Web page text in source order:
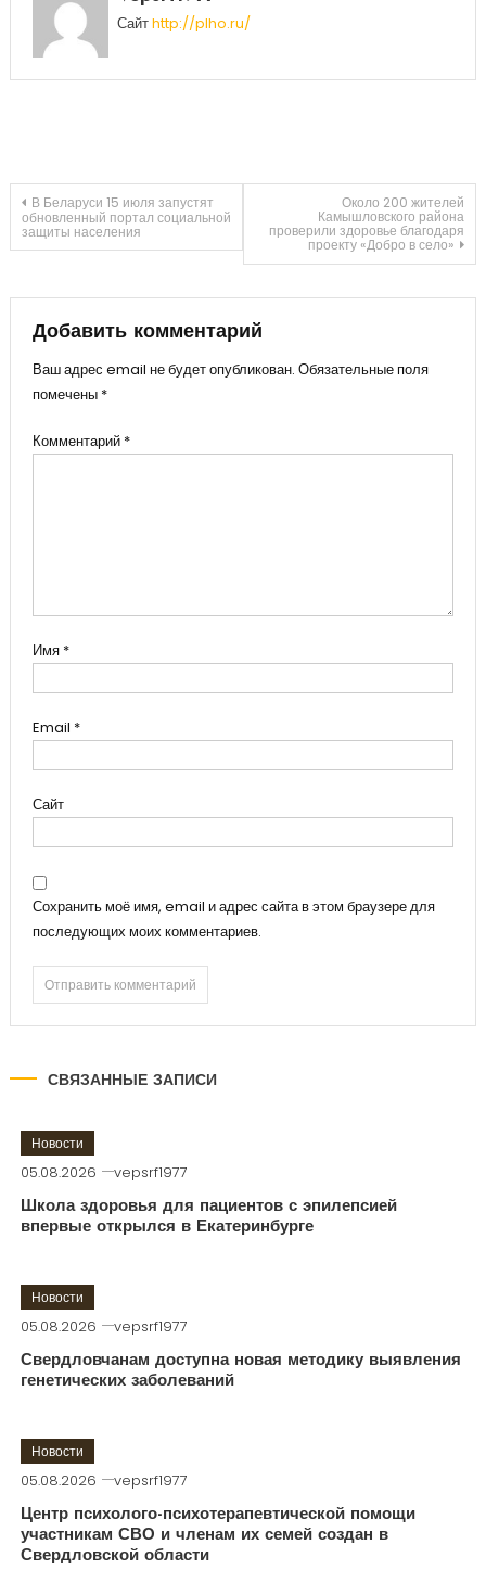
Сайтhttp://plho.ru/
Навигация
по
записям
В Беларуси 15 июля запустят
обновленный портал социальной
защиты населения
Около 200 жителей
Камышловского района
проверили здоровье благодаря
проекту «Добро в село»
Добавить комментарий
Ваш адрес email не будет опубликован. Обязательные поля
помечены *
Комментарий *
Имя *
Email *
Сайт
Сохранить моё имя, email и адрес сайта в этом браузере для
последующих моих комментариев.
СВЯЗАННЫЕ ЗАПИСИ
Новости
05.08.2026 vepsrf1977
Школа здоровья для пациентов с эпилепсией
впервые открылся в Екатеринбурге
Новости
05.08.2026 vepsrf1977
Свердловчанам доступна новая методику выявления
генетических заболеваний
Новости
05.08.2026 vepsrf1977
Центр психолого-психотерапевтической помощи
участникам СВО и членам их семей создан в
Свердловской области